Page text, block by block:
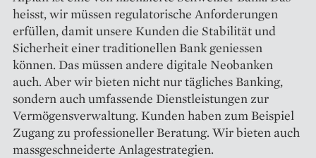
heisst, wir müssen regulatorische Anforderungen
erfüllen, damit unsere Kunden die Stabilität und
Sicherheit einer traditionellen Bank geniessen
können. Das müssen andere digitale Neobanken
auch. Aber wir bieten nicht nur tägliches Banking,
sondern auch umfassende Dienstleistungen zur
Vermögensverwaltung. Kunden haben zum Beispiel
Zugang zu professioneller Beratung. Wir bieten auch
massgeschneiderte Anlagestrategien.